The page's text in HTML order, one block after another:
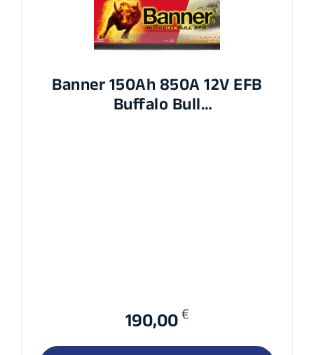
Banner 150Ah 850A 12V EFB
Buffalo Bull
190,00 €